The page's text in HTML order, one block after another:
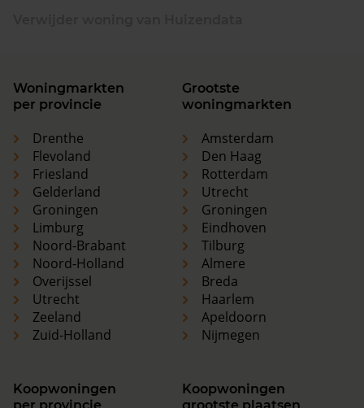
Woningmarkten
per provincie
Drenthe
Flevoland
Friesland
Gelderland
Groningen
Limburg
Noord-Brabant
Noord-Holland
Overijssel
Utrecht
Zeeland
Zuid-Holland
Grootste
woningmarkten
Amsterdam
Den Haag
Rotterdam
Utrecht
Groningen
Eindhoven
Tilburg
Almere
Breda
Haarlem
Apeldoorn
Nijmegen
Koopwoningen
Koopwoningen